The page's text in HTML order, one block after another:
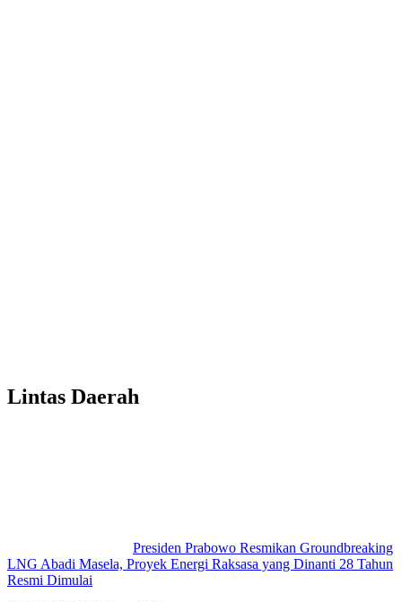
Lintas Daerah
Presiden Prabowo Resmikan Groundbreaking
LNG Abadi Masela, Proyek Energi Raksasa yang Dinanti 28 Tahun
Resmi Dimulai